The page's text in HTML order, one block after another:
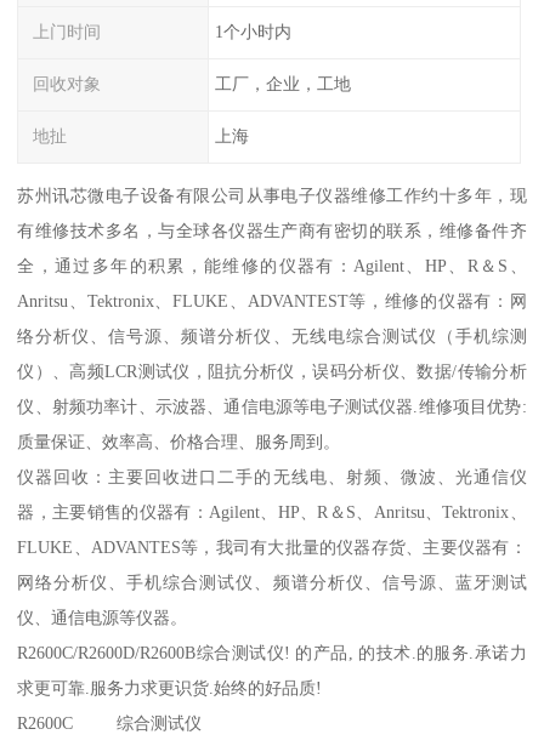
上门时间 1个小时内
回收对象 工厂，企业，工地
地扯 上海
苏州讯芯微电子设备有限公司从事电子仪器维修工作约十多年，现
有维修技术多名，与全球各仪器生产商有密切的联系，维修备件齐
全，通过多年的积累，能维修的仪器有：Agilent、HP、R＆S、
Anritsu、Tektronix、FLUKE、ADVANTEST等，维修的仪器有：网
络分析仪、信号源、频谱分析仪、无线电综合测试仪（手机综测
仪）、高频LCR测试仪，阻抗分析仪，误码分析仪、数据/传输分析
仪、射频功率计、示波器、通信电源等电子测试仪器.维修项目优势:
质量保证、效率高、价格合理、服务周到。
仪器回收：主要回收进口二手的无线电、射频、微波、光通信仪
器，主要销售的仪器有：Agilent、HP、R＆S、Anritsu、Tektronix、
FLUKE、ADVANTES等，我司有大批量的仪器存货、主要仪器有：
网络分析仪、手机综合测试仪、频谱分析仪、信号源、蓝牙测试
仪、通信电源等仪器。
R2600C/R2600D/R2600B综合测试仪! 的产品, 的技术.的服务.承诺力
求更可靠.服务力求更识货.始终的好品质!
R2600C 综合测试仪